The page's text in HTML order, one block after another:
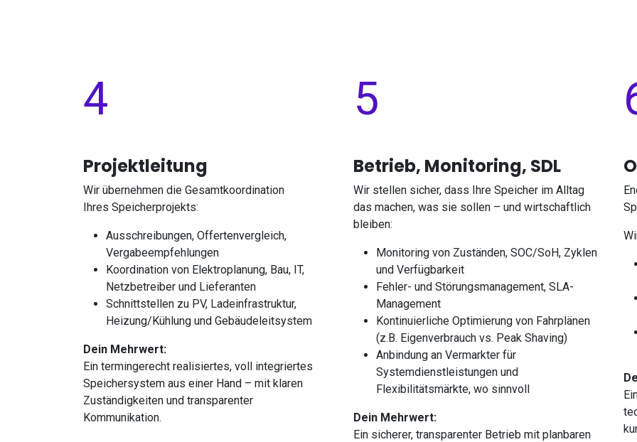
4​
Projektleitung
Wir übernehmen die Gesamtkoordination
Ihres Speicherprojekts:
Ausschreibungen, Offertenvergleich,
Vergabeempfehlungen
Koordination von Elektroplanung, Bau, IT,
Netzbetreiber und Lieferanten
Schnittstellen zu PV, Ladeinfrastruktur,
Heizung/Kühlung und Gebäudeleitsystem
Dein Mehrwert:
Ein termingerecht realisiertes, voll integriertes
Speichersystem aus einer Hand – mit klaren
Zuständigkeiten und transparenter
Kommunikation.
5​
Betrieb, Monitoring, SDL
Wir stellen sicher, dass Ihre Speicher im Alltag
das machen, was sie sollen – und wirtschaftlich
bleiben:
Monitoring von Zuständen, SOC/SoH, Zyklen
und Verfügbarkeit
Fehler- und Störungsmanagement, SLA-
Management
Kontinuierliche Optimierung von Fahrplänen
(z.B. Eigenverbrauch vs. Peak Shaving)
Anbindung an Vermarkter für
Systemdienstleistungen und
Flexibilitätsmärkte, wo sinnvoll
Dein Mehrwert:
Ein sicherer, transparenter Betrieb mit planbaren